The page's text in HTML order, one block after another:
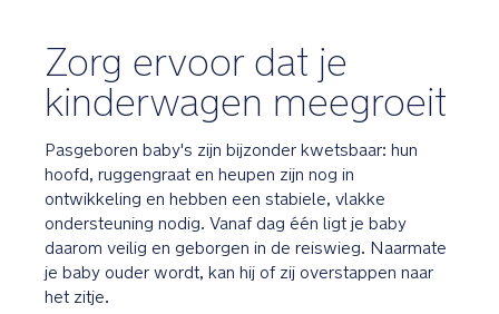
Zorg ervoor dat je
kinderwagen meegroeit
Pasgeboren baby's zijn bijzonder kwetsbaar: hun
hoofd, ruggengraat en heupen zijn nog in
ontwikkeling en hebben een stabiele, vlakke
ondersteuning nodig. Vanaf dag één ligt je baby
daarom veilig en geborgen in de reiswieg. Naarmate
je baby ouder wordt, kan hij of zij overstappen naar
het zitje.